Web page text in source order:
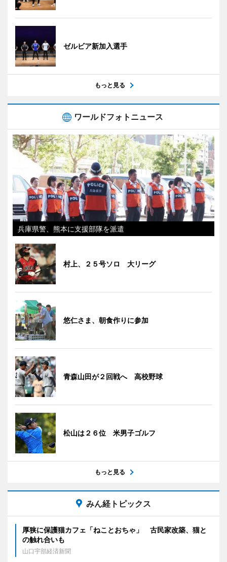
ゼルビア新加入選手
もっと見る
ワールドフォトニュース
兵庫県警、熊本に支援部隊を派遣
村上、２５号ソロ 大リーグ
悠仁さま、朝食作りに参加
青森山田が２回戦へ 高校野球
松山は２６位 米男子ゴルフ
もっと見る
みん経トピックス
厚狭に保護猫カフェ「ねことおちゃ」 古民家改築、猫と
の触れ合いも
山口宇部経済新聞